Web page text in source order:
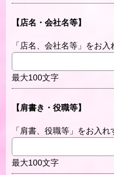
【店名・会社名等】
「店名、会社名等」をお
最大100文字
【肩書き・役職等】
「肩書、役職等」をお入
最大100文字